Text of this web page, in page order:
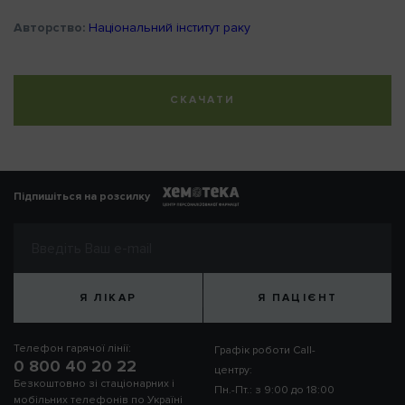
Авторство: Національний інститут раку
СКАЧАТИ
Підпишіться на розсилку
Я ЛІКАР Я ПАЦІЄНТ
Телефон гарячої лінії:
0 800 40 20 22
Безкоштовно зі стаціонарних і
мобільних телефонів по Україні
Графік роботи Call-
центру:
Пн.-Пт.: з 9:00 до 18:00